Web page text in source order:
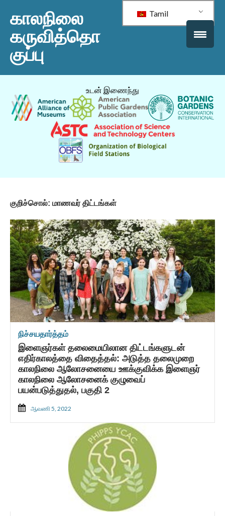
காலநிலை
கருவித்தொ
குப்பு
Tamil
உடன் இணைந்து
குறிச்சொல்: மாணவர் திட்டங்கள்
நிச்சயதார்த்தம்
இளைஞர்கள் தலைமையிலான திட்டங்களுடன்
எதிர்காலத்தை விதைத்தல்: அடுத்த தலைமுறை
காலநிலை ஆலோசனையை ஊக்குவிக்க இளைஞர்
காலநிலை ஆலோசனைக் குழுவைப்
பயன்படுத்துதல், பகுதி 2
ஆவணி 5, 2022